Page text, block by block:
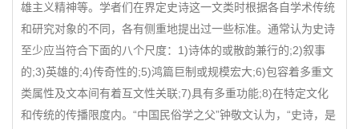
雄主义精神等。学者们在界定史诗这一文类时根据各自学术传统
和研究对象的不同，各有侧重地提出过一些标准。通常认为史诗
至少应当符合下面的八个尺度：1)诗体的或散韵兼行的;2)叙事
的;3)英雄的;4)传奇性的;5)鸿篇巨制或规模宏大;6)包容着多重文
类属性及文本间有着互文性关联;7)具有多重功能;8)在特定文化
和传统的传播限度内。“中国民俗学之父”钟敬文认为，“史诗，是